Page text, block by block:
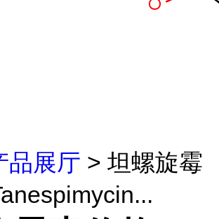
品展厅 > 坦螺旋霉